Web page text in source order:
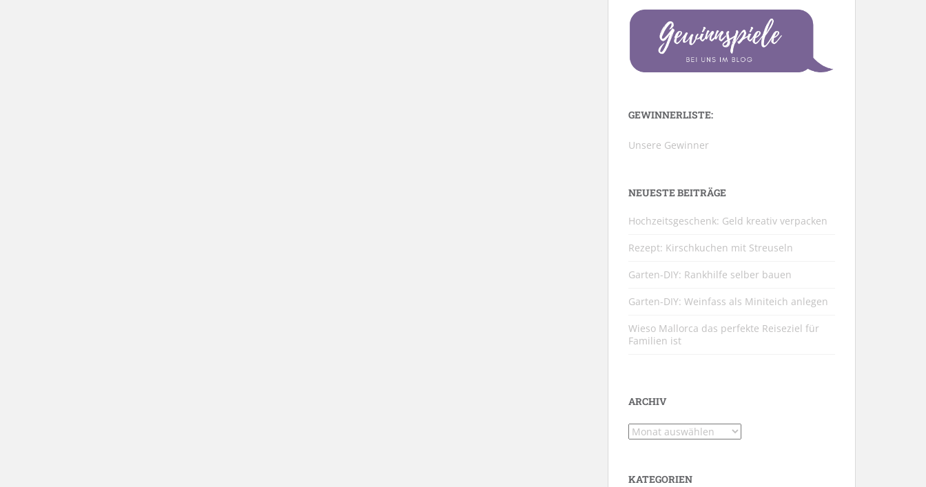
GEWINNERLISTE:
Unsere Gewinner
NEUESTE BEITRÄGE
Hochzeitsgeschenk: Geld kreativ verpacken
Rezept: Kirschkuchen mit Streuseln
Garten-DIY: Rankhilfe selber bauen
Garten-DIY: Weinfass als Miniteich anlegen
Wieso Mallorca das perfekte Reiseziel für
Familien ist
ARCHIV
Archiv
KATEGORIEN